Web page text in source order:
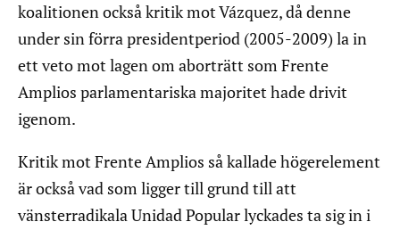
koalitionen också kritik mot Vázquez, då denne
under sin förra presidentperiod (2005-2009) la in
ett veto mot lagen om aborträtt som Frente
Amplios parlamentariska majoritet hade drivit
igenom.
Kritik mot Frente Amplios så kallade högerelement
är också vad som ligger till grund till att
vänsterradikala Unidad Popular lyckades ta sig in i